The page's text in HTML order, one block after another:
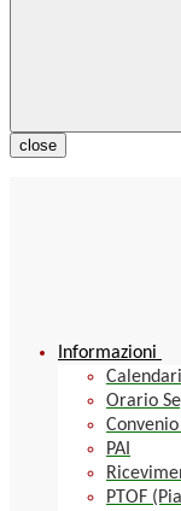
close
Informazioni
Orario
PAI
PTOF